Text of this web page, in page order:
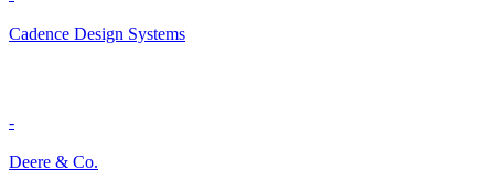
Cadence Design Systems
-
Deere & Co.